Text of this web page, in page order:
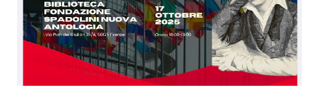
americani per il sostegno dato contro i nazisti e per il loro
concetto di libertà, dall'altro tale scelta ci rende...